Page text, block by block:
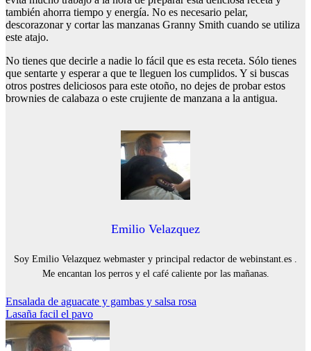
también ahorra tiempo y energía. No es necesario pelar,
descorazonar y cortar las manzanas Granny Smith cuando se utiliza
este atajo.
No tienes que decirle a nadie lo fácil que es esta receta. Sólo tienes
que sentarte y esperar a que te lleguen los cumplidos. Y si buscas
otros postres deliciosos para este otoño, no dejes de probar estos
brownies de calabaza o este crujiente de manzana a la antigua.
Emilio Velazquez
Soy Emilio Velazquez webmaster y principal redactor de webinstant.es .
Me encantan los perros y el café caliente por las mañanas.
Navegación
de
entradas
Ensalada de aguacate y gambas y salsa rosa
Lasaña facil el pavo